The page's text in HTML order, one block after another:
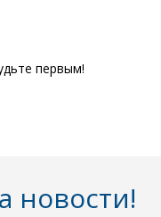
первым!
новости!